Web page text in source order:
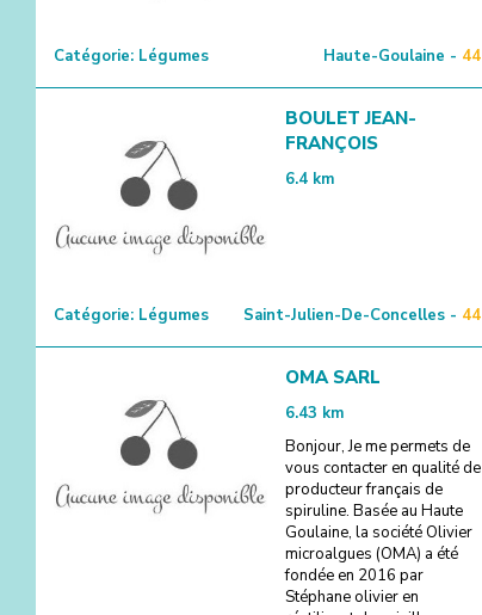
Catégorie: Légumes Haute-Goulaine - 44
BOULET JEAN-
FRANÇOIS
6.4 km
Catégorie: Légumes Saint-Julien-De-Concelles - 44
OMA SARL
6.43 km
Bonjour, Je me permets de
vous contacter en qualité de
producteur français de
spiruline. Basée au Haute
Goulaine, la société Olivier
microalgues (OMA) a été
fondée en 2016 par
Stéphane olivier en